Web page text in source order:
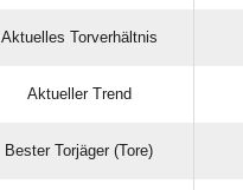
Aktuelles Torverhältnis
Aktueller Trend
Bester Torjäger (Tore)